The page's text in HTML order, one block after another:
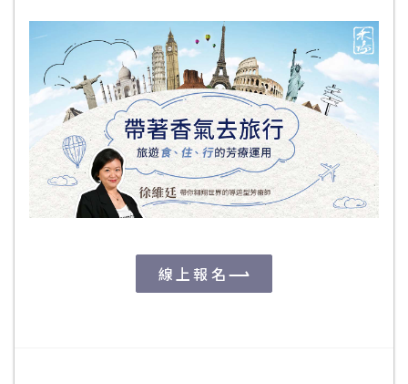
線上報名